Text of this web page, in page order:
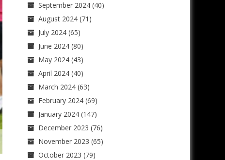
September 2024(40)
August 2024(71)
July 2024(65)
June 2024(80)
May 2024(43)
April 2024(40)
March 2024(63)
February 2024(69)
January 2024(147)
December 2023 (76)
November 2023 (65)
October 2023 (79)